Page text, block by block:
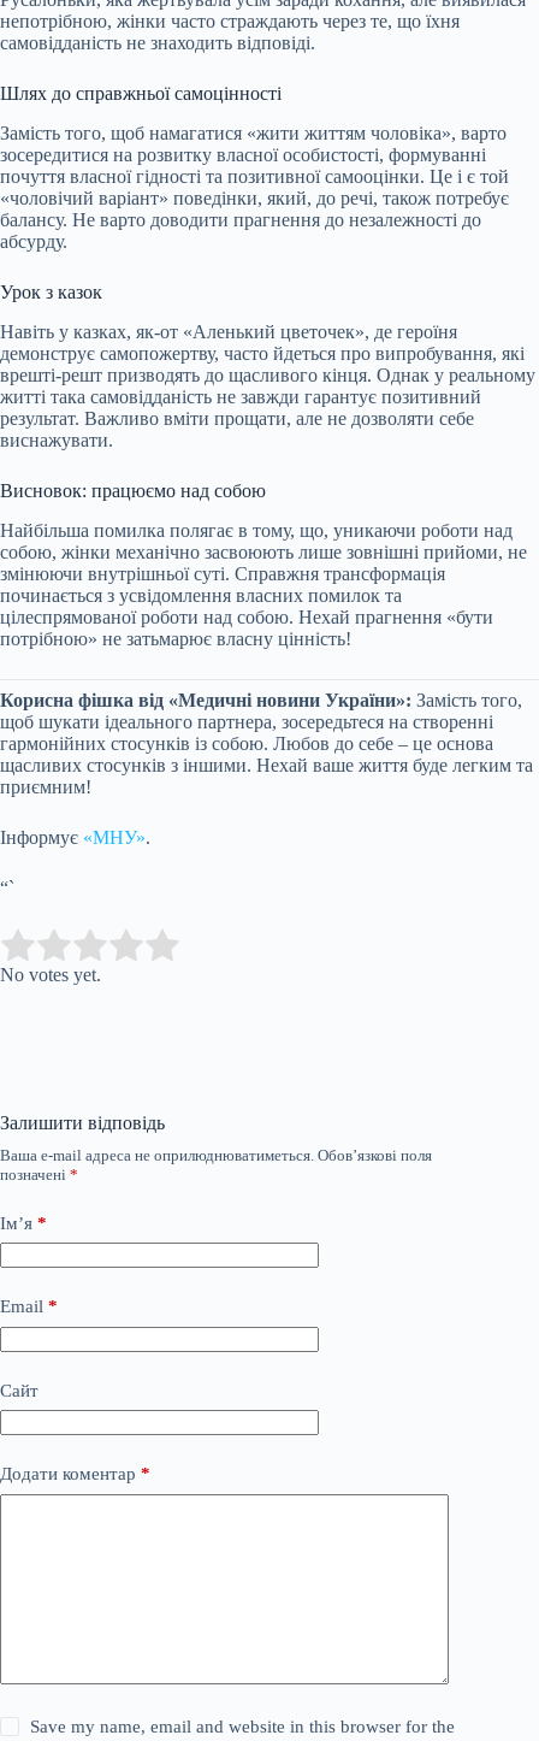
непотрібною, жінки часто страждають через те, що їхня
самовідданість не знаходить відповіді.
Шлях до справжньої самоцінності
Замість того, щоб намагатися «жити життям чоловіка», варто
зосередитися на розвитку власної особистості, формуванні
почуття власної гідності та позитивної самооцінки. Це і є той
«чоловічий варіант» поведінки, який, до речі, також потребує
балансу. Не варто доводити прагнення до незалежності до
абсурду.
Урок з казок
Навіть у казках, як-от «Аленький цветочек», де героїня
демонструє самопожертву, часто йдеться про випробування, які
врешті-решт призводять до щасливого кінця. Однак у реальному
житті така самовідданість не завжди гарантує позитивний
результат. Важливо вміти прощати, але не дозволяти себе
виснажувати.
Висновок: працюємо над собою
Найбільша помилка полягає в тому, що, уникаючи роботи над
собою, жінки механічно засвоюють лише зовнішні прийоми, не
змінюючи внутрішньої суті. Справжня трансформація
починається з усвідомлення власних помилок та
цілеспрямованої роботи над собою. Нехай прагнення «бути
потрібною» не затьмарює власну цінність!
Корисна фішка від «Медичні новини України»: Замість того,
щоб шукати ідеального партнера, зосередьтеся на створенні
гармонійних стосунків із собою. Любов до себе – це основа
щасливих стосунків з іншими. Нехай ваше життя буде легким та
приємним!
Інформує «МНУ».
“`
Rate this item:
No votes yet.
Залишити відповідь
Ваша e-mail адреса не оприлюднюватиметься. Обов’язкові поля
позначені *
Ім’я *
Email *
Сайт
Додати коментар *
Save my name, email and website in this browser for the